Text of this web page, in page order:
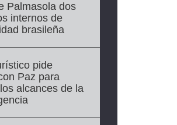
Palmasola dos
internos de
brasileña
pide
Paz para
alcances de la